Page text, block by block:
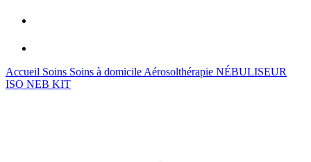
Accueil Soins Soins à domicile Aérosolthérapie NÉBULISEUR
ISO NEB KIT